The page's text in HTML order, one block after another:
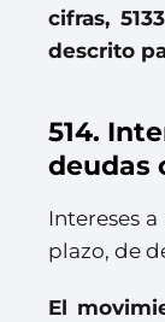
cifras,
descrito
514.
deudas
Intereses
plazo, de
El